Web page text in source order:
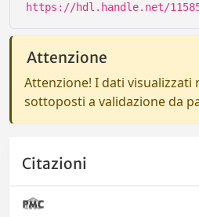
https://hdl.handle.net/
Attenzione
Attenzione! I dati visualizzati
sottoposti a validazione da
Citazioni